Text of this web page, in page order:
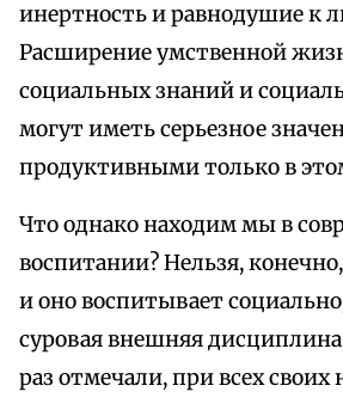
инертность и равнодушие к
Расширение умственной
социальных знаний и
могут иметь серьезное
продуктивными только в
Что однако находим мы в
воспитании? Нельзя,
и оно воспитывает
суровая внешняя
раз отмечали, при всех своих